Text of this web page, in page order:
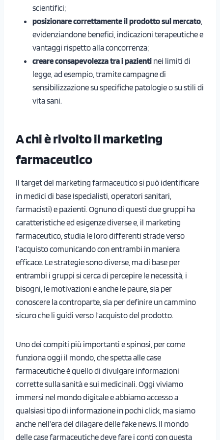
scientifici;
posizionare correttamente il prodotto sul mercato
evidenziandone benefici, indicazioni terapeutiche e
vantaggi rispetto alla concorrenza;
creare consapevolezza tra i pazienti nei limiti di
legge, ad esempio, tramite campagne di
sensibilizzazione su specifiche patologie o su stili di
vita sani.
A chi è rivolto il marketing
farmaceutico
Il target del marketing farmaceutico si può identificare
in medici di base (specialisti, operatori sanitari,
farmacisti) e pazienti. Ognuno di questi due gruppi ha
caratteristiche ed esigenze diverse e, il marketing
farmaceutico, studia le loro differenti strade verso
l’acquisto comunicando con entrambi in maniera
efficace. Le strategie sono diverse, ma di base per
entrambi i gruppi si cerca di percepire le necessità, i
bisogni, le motivazioni e anche le paure, sia per
conoscere la controparte, sia per definire un cammino
sicuro che li guidi verso l’acquisto del prodotto.
Uno dei compiti più importanti e spinosi, per come
funziona oggi il mondo, che spetta alle case
farmaceutiche è quello di divulgare informazioni
corrette sulla sanità e sui medicinali. Oggi viviamo
immersi nel mondo digitale e abbiamo accesso a
qualsiasi tipo di informazione in pochi click, ma siamo
anche nell’era del dilagare delle fake news. Il mondo
delle case farmaceutiche deve fare i conti con questa